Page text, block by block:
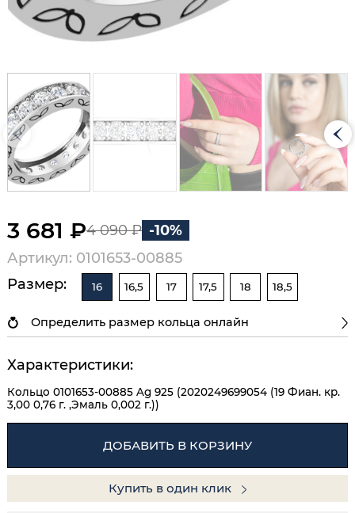
3 681 ₽4 090 ₽ -10%
Артикул: 0101653-00885
Размер:
16 16,5 17 17,5 18 18,5
Определить размер кольца онлайн
Характеристики:
Кольцо 0101653-00885 Ag 925 (2020249699054 (19 Фиан. кр.
3,00 0,76 г. ,Эмаль 0,002 г.))
ДОБАВИТЬ В КОРЗИНУ
Купить в один клик